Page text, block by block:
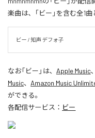
楽曲は、「ビー」を含む全1曲
ビー / 知声 デフォ子
なお「ビー 」は、 Apple Music、
Music、 Amazon Music
ができる。
各配信サービス： ビー